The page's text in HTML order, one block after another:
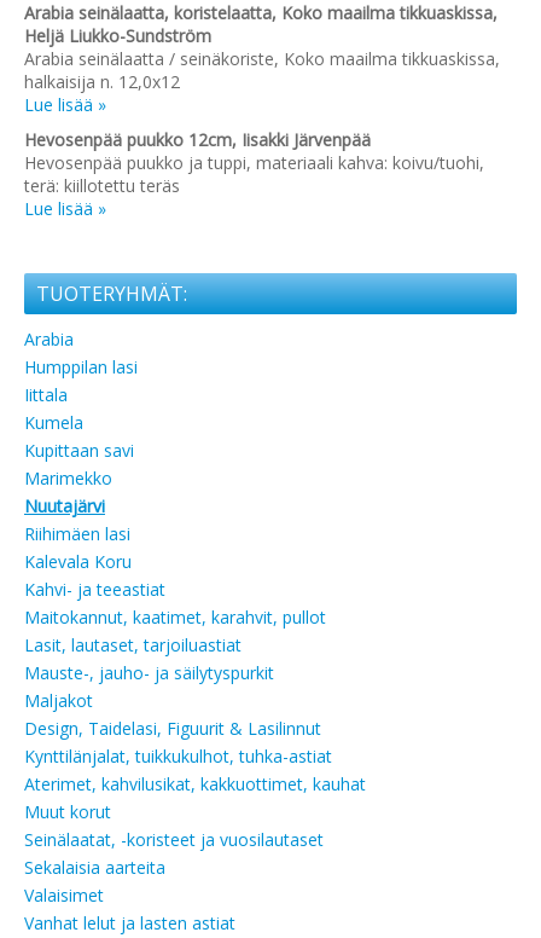
Arabia seinälaatta, koristelaatta, Koko maailma tikkuaskissa,
Heljä Liukko-Sundström
Arabia seinälaatta / seinäkoriste, Koko maailma tikkuaskissa,
halkaisija n. 12,0x12
Lue lisää »
Hevosenpää puukko 12cm, Iisakki Järvenpää
Hevosenpää puukko ja tuppi, materiaali kahva: koivu/tuohi,
terä: kiillotettu teräs
Lue lisää »
TUOTERYHMÄT:
Arabia
Humppilan lasi
Iittala
Kumela
Kupittaan savi
Marimekko
Nuutajärvi
Riihimäen lasi
Kalevala Koru
Kahvi- ja teeastiat
Maitokannut, kaatimet, karahvit, pullot
Lasit, lautaset, tarjoiluastiat
Mauste-, jauho- ja säilytyspurkit
Maljakot
Design, Taidelasi, Figuurit & Lasilinnut
Kynttilänjalat, tuikkukulhot, tuhka-astiat
Aterimet, kahvilusikat, kakkuottimet, kauhat
Muut korut
Seinälaatat, -koristeet ja vuosilautaset
Sekalaisia aarteita
Valaisimet
Vanhat lelut ja lasten astiat